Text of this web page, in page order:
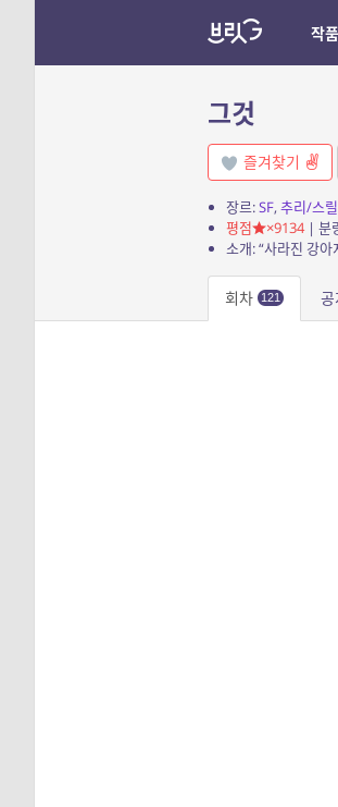
작품
그것
즐겨찾기
장르:SF, 추리/스
평점
×9134| 분
회차 121 공